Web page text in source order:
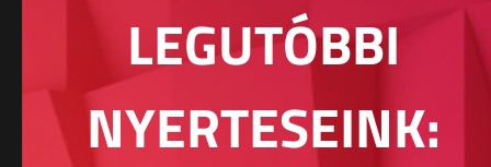
LEGUTÓBBI
NYERTESEINK: